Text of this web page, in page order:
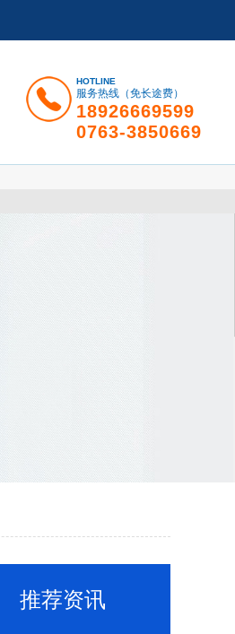
HOTLINE
服务热线（免长途费）
18926669599
0763-3850669
推荐资讯